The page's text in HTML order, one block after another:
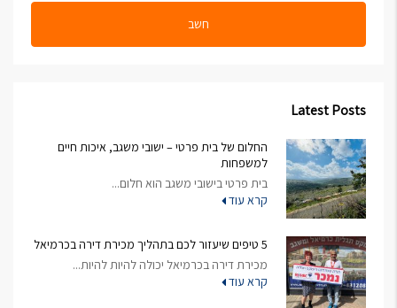
חשב
Latest Posts
החלום של בית פרטי – ישובי משגב, איכות חיים
למשפחות
בית פרטי בישובי משגב הוא חלום...
קרא עוד
5 טיפים שיעזור לכם בתהליך מכירת דירה בכרמיאל
מכירת דירה בכרמיאל יכולה להיות להיות...
קרא עוד